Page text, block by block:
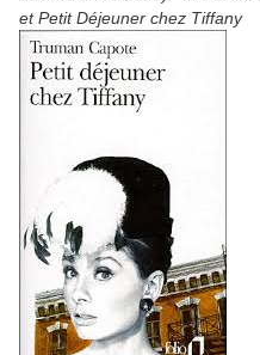
et Petit Déjeuner chez Tiffany